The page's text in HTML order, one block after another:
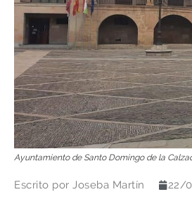
Ayuntamiento de Santo Domingo de la
Escrito por Joseba Martín 22/